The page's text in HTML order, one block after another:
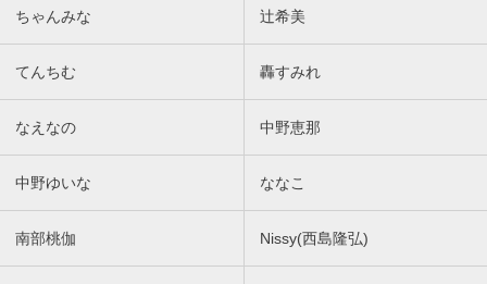
ちゃんみな 辻希美
てんちむ 轟すみれ
なえなの 中野恵那
中野ゆいな ななこ
南部桃伽 Nissy(西島隆弘)